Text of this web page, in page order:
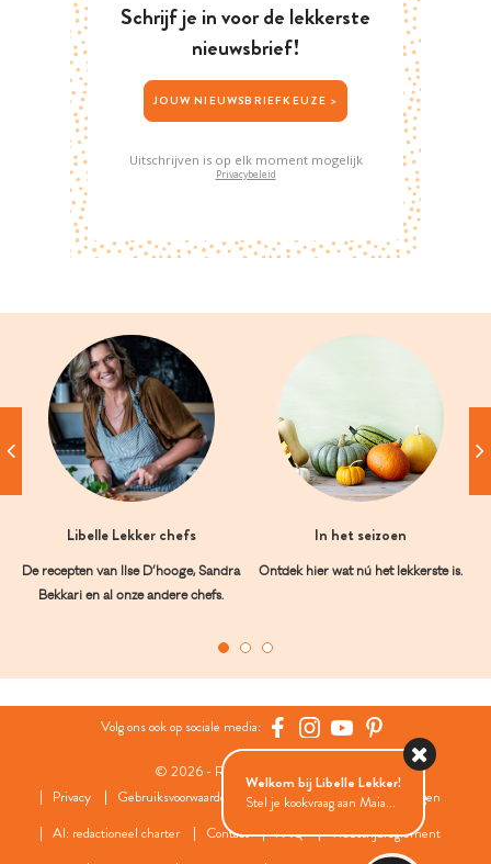
Schrijf je in voor de lekkerste
nieuwsbrief!
JOUW NIEUWSBRIEFKEUZE >
Uitschrijven is op elk moment mogelijk
Privacybeleid
Libelle Lekker chefs
De recepten van Ilse D’hooge, Sandra
Bekkari en al onze andere chefs.
In het seizoen
Ontdek hier wat nú het lekkerste is.
Volg ons ook op sociale media:
© 2026 - Roularta Media Group
Privacy
Gebruiksvoorwaarden Cookies
Cookies instellingen
AI: redactioneel charter
Contact FAQ
Wedstrijdreglement
Welkom bij Libelle Lekker!
Stel je kookvraag aan Maia...